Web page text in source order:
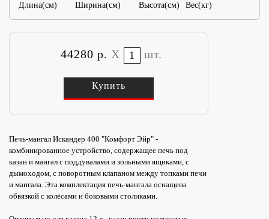
Длина(см) Ширина(см) Высота(см) Вес(кг)
44280 р. X шт.
Купить
Печь-мангал Искандер 400 "Комфорт Эйр" -
комбинированное устройство, содержащее печь под
казан и мангал с поддувалами и зольными ящиками, с
дымоходом, с поворотным клапаном между топками печи
и мангала. Эта комплектация печь-мангала оснащена
обвязкой с колёсами и боковыми столиками.